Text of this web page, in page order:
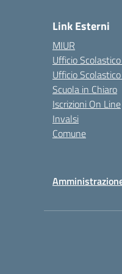
Link Esterni
MIUR
Ufficio
Ufficio
Scuola in Chiaro
Iscrizioni On Line
Invalsi
Comune